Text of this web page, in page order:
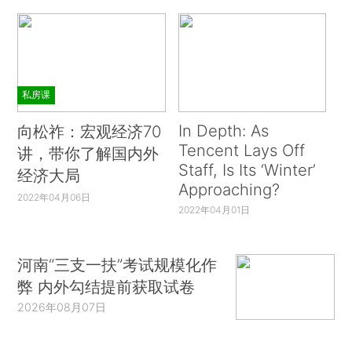
私房课
向松祚：宏观经济70
讲，带你了解国内外
经济大局
2022年04月06日
In Depth: As
Tencent Lays Off
Staff, Is Its ‘Winter’
Approaching?
2022年04月01日
河南“三支一扶”考试规模化作
弊 内外勾结提前获取试卷
2026年08月07日